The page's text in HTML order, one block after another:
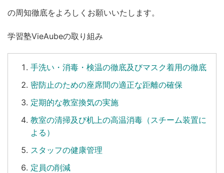
の周知徹底をよろしくお願いいたします。
学習塾VieAubeの取り組み
手洗い ・ 消毒 ・ 検温の徹底及びマスク着用の徹底
密防止のための座席間の適正な距離の確保
定期的な教室換気の実施
教室の清掃及び机上の高温消毒（スチーム装置に
よる）
スタッフの健康管理
定員の削減